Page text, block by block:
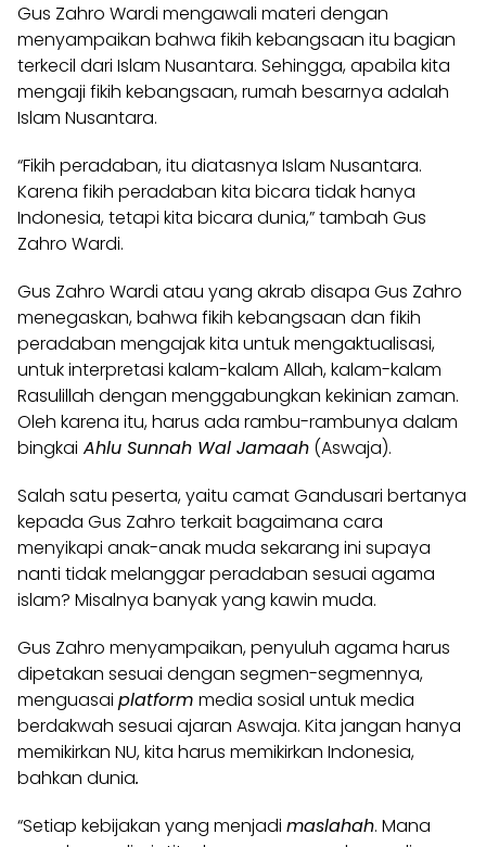
Gus Zahro Wardi mengawali materi dengan
menyampaikan bahwa fikih kebangsaan itu bagian
terkecil dari Islam Nusantara. Sehingga, apabila kita
mengaji fikih kebangsaan, rumah besarnya adalah
Islam Nusantara.
“Fikih peradaban, itu diatasnya Islam Nusantara.
Karena fikih peradaban kita bicara tidak hanya
Indonesia, tetapi kita bicara dunia,” tambah Gus
Zahro Wardi.
Gus Zahro Wardi atau yang akrab disapa Gus Zahro
menegaskan, bahwa fikih kebangsaan dan fikih
peradaban mengajak kita untuk mengaktualisasi,
untuk interpretasi kalam-kalam Allah, kalam-kalam
Rasulillah dengan menggabungkan kekinian zaman.
Oleh karena itu, harus ada rambu-rambunya dalam
bingkai Ahlu Sunnah Wal Jamaah (Aswaja).
Salah satu peserta, yaitu camat Gandusari bertanya
kepada Gus Zahro terkait bagaimana cara
menyikapi anak-anak muda sekarang ini supaya
nanti tidak melanggar peradaban sesuai agama
islam? Misalnya banyak yang kawin muda.
Gus Zahro menyampaikan, penyuluh agama harus
dipetakan sesuai dengan segmen-segmennya,
menguasai platform media sosial untuk media
berdakwah sesuai ajaran Aswaja. Kita jangan hanya
memikirkan NU, kita harus memikirkan Indonesia,
bahkan dunia.
“Setiap kebijakan yang menjadi maslahah. Mana